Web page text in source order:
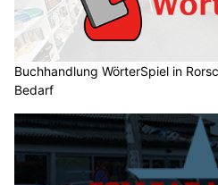
Buchhandlung WörterSpiel in
Bedarf